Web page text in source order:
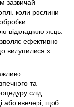
зазвичай
коли рослини
відкладкою яєць.
ефективно
вилупилися з
та
слід
або ввечері, щоб